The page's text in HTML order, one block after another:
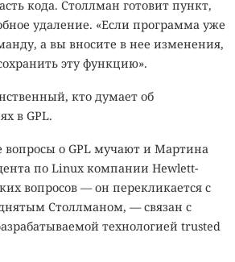
кода. Столлман готовит пункт,
удаление. «Если программа уже
а вы вносите в нее изменения,
эту функцию».
кто думает об
в GPL.
вопросы о GPL мучают и Мартина
по Linux компании Hewlett-
вопросов — он перекликается с
Столлманом, — связан с
технологией trusted